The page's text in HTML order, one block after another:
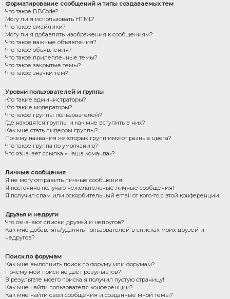
Форматирование сообщений и типы создаваемых тем
Что такое BBCode?
Могу ли я использовать HTML?
Что такое смайлики?
Могу ли я добавлять изображения к сообщениям?
Что такое важные объявления?
Что такое объявления?
Что такое прилепленные темы?
Что такое закрытые темы?
Что такое значки тем?
Уровни пользователей и группы
Кто такие администраторы?
Кто такие модераторы?
Что такое группы пользователей?
Где находятся группы и как мне вступить в них?
Как мне стать лидером группы?
Почему названия некоторых групп имеют разные цвета?
Что такое группа по умолчанию?
Что означает ссылка «Наша команда»?
Личные сообщения
Я не могу отправить личные сообщения!
Я постоянно получаю нежелательные личные сообщения!
Я получил спам или оскорбительный email от кого-то с этой конференции!
Друзья и недруги
Что означают списки друзей и недругов?
Как мне добавлять/удалять пользователей в списках моих друзей и
недругов?
Поиск по форумам
Как мне выполнить поиск по форуму или форумам?
Почему мой поиск не даёт результатов?
В результате моего поиска я получил пустую страницу!
Как мне найти пользователя конференции?
Как мне найти свои сообщения и созданные мной темы?